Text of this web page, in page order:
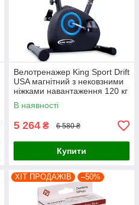
Велотренажер King Sport Drift
USA магнітний з нековзними
ніжками навантаження 120 кг
В наявності
5 264 ₴ 6 580 ₴
Купити
ХІТ ПРОДАЖІВ –50%